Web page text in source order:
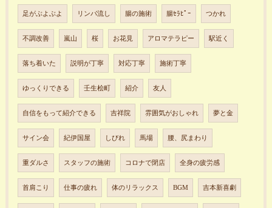
足がぶよぶよ リンパ流し 腸の施術 腸ｾﾗﾋﾟｰ つかれ
不調改善 嵐山 桜 お花見 アロマテラピー 駅近く
落ち着いた 説明が丁寧 対応丁寧 施術丁寧
ゆっくりできる 壬生桧町 紹介 友人
自信をもって紹介できる 吉祥院 雰囲気がおしゃれ 夢と金
サイン会 紀伊国屋 しびれ 馬場 腰、尻まわり
重ダルさ スタッフの施術 コロナで閉店 全身の疲労感
首肩こり 仕事の疲れ 体のリラックス BGM 吉本新喜劇